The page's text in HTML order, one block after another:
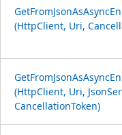
(HttpClient, Uri,
(HttpClient, Uri,
CancellationToken)